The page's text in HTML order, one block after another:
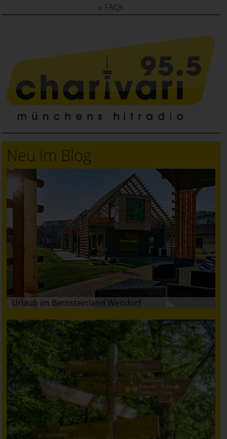
» FAQs
Neu im Blog
Urlaub im Bernsteinland Wendorf